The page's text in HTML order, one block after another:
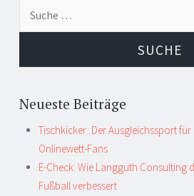
Neueste Beiträge
Tischkicker: Der Ausgleichssport
Onlinewett-Fans
E-Check: Wie Langguth Consulting
Fußball verbessert